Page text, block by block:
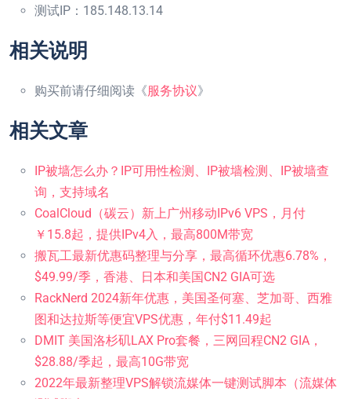
测试IP：185.148.13.14
相关说明
购买前请仔细阅读《服务协议》
相关文章
IP被墙怎么办？IP可用性检测、IP被墙检测、IP被墙查
询，支持域名
CoalCloud（碳云）新上广州移动IPv6 VPS，月付
￥15.8起，提供IPv4入，最高800M带宽
搬瓦工最新优惠码整理与分享，最高循环优惠6.78%，
$49.99/季，香港、日本和美国CN2 GIA可选
RackNerd 2024新年优惠，美国圣何塞、芝加哥、西雅
图和达拉斯等便宜VPS优惠，年付$11.49起
DMIT 美国洛杉矶LAX Pro套餐，三网回程CN2 GIA，
$28.88/季起，最高10G带宽
2022年最新整理VPS解锁流媒体一键测试脚本（流媒体